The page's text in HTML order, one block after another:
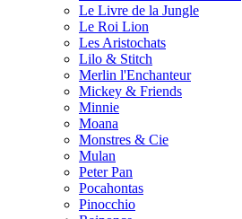
Le Livre de la Jungle
Le Roi Lion
Les Aristochats
Lilo & Stitch
Merlin l'Enchanteur
Mickey & Friends
Minnie
Moana
Monstres & Cie
Mulan
Peter Pan
Pocahontas
Pinocchio